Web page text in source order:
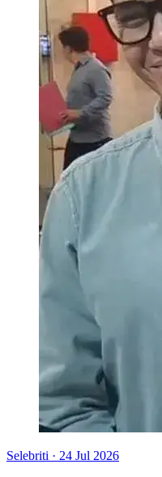
Selebriti · 24 Jul 2026